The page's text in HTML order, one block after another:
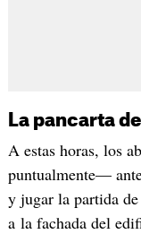
La pancarta
A estas horas, los
puntualmente—
y jugar la partida
a la fachada del